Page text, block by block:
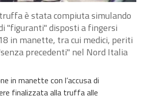
è stata compiuta simulando
"figuranti" disposti a fingersi
in manette, tra cui medici, periti
precedenti" nel Nord Italia
in manette con l’accusa di
finalizzata alla truffa alle